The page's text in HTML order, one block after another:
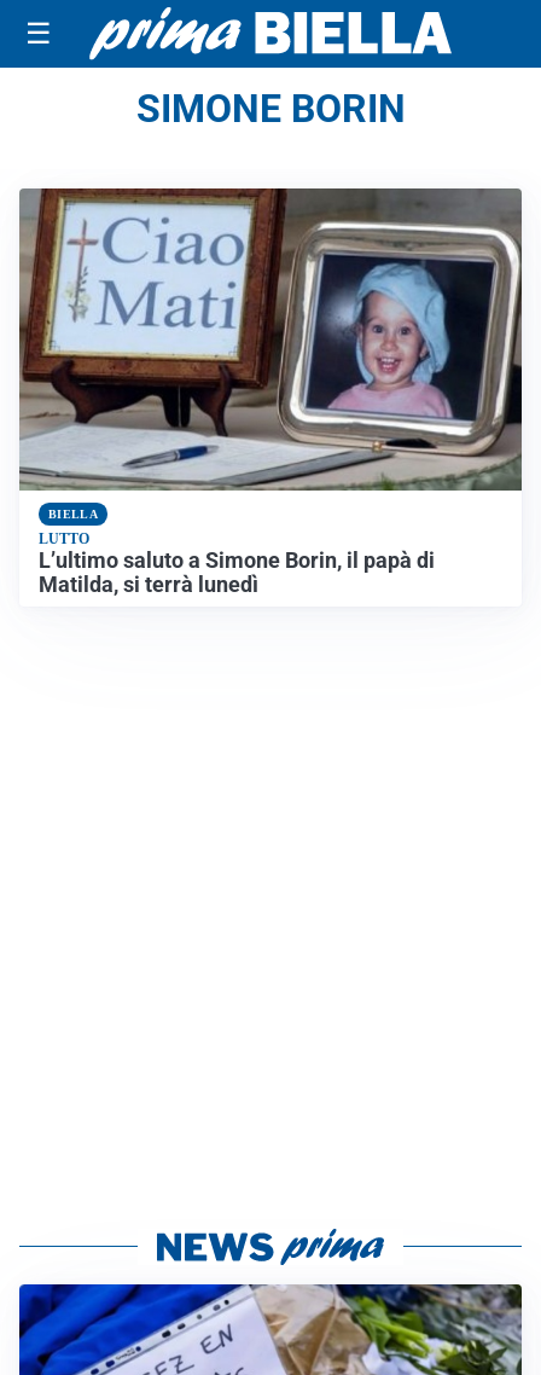
☰
SIMONE BORIN
BIELLA
LUTTO
L’ultimo saluto a Simone Borin, il papà di
Matilda, si terrà lunedì